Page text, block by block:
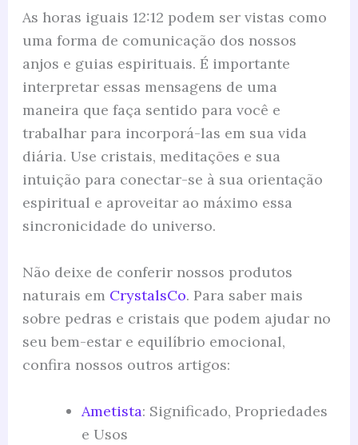
As horas iguais 12:12 podem ser vistas como
uma forma de comunicação dos nossos
anjos e guias espirituais. É importante
interpretar essas mensagens de uma
maneira que faça sentido para você e
trabalhar para incorporá-las em sua vida
diária. Use cristais, meditações e sua
intuição para conectar-se à sua orientação
espiritual e aproveitar ao máximo essa
sincronicidade do universo.
Não deixe de conferir nossos produtos
naturais em CrystalsCo. Para saber mais
sobre pedras e cristais que podem ajudar no
seu bem-estar e equilíbrio emocional,
confira nossos outros artigos:
Ametista: Significado, Propriedades
e Usos